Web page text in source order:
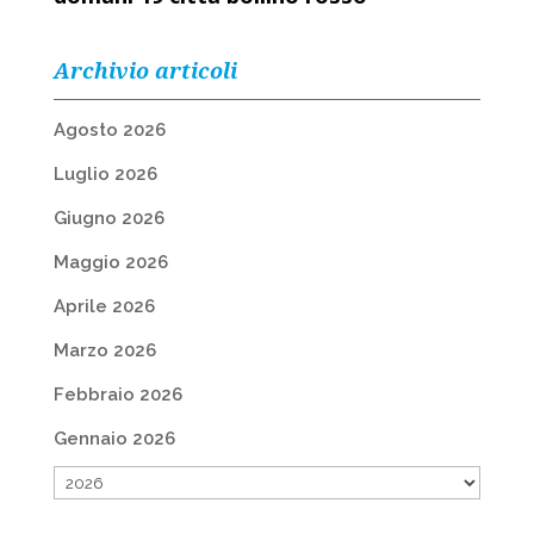
Archivio articoli
Agosto 2026
Luglio 2026
Giugno 2026
Maggio 2026
Aprile 2026
Marzo 2026
Febbraio 2026
Gennaio 2026